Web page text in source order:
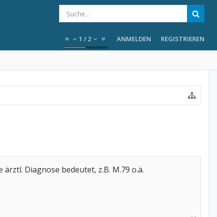
1 / 2 ANMELDEN REGISTRIEREN
Diagnose bedeutet, z.B. M.79 o.ä.